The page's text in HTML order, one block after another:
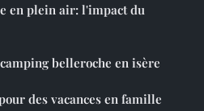
en plein air: l'impact du
belleroche en isère
des vacances en famille